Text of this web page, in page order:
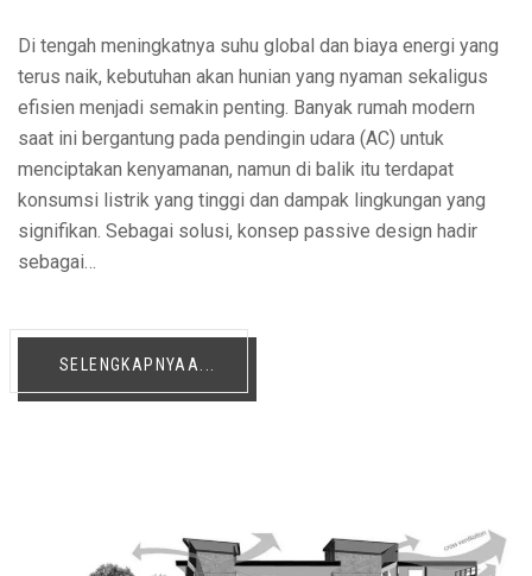
Di tengah meningkatnya suhu global dan biaya energi yang
terus naik, kebutuhan akan hunian yang nyaman sekaligus
efisien menjadi semakin penting. Banyak rumah modern
saat ini bergantung pada pendingin udara (AC) untuk
menciptakan kenyamanan, namun di balik itu terdapat
konsumsi listrik yang tinggi dan dampak lingkungan yang
signifikan. Sebagai solusi, konsep passive design hadir
sebagai…
SELENGKAPNYAA...